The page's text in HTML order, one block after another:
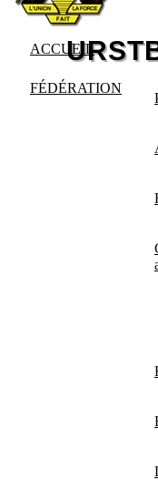
ACCUEIL
FÉDÉRATION